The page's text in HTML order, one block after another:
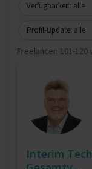
Verfügbarkeit: alle
Profil-Update: alle
Freelancer: 101-120
Interim